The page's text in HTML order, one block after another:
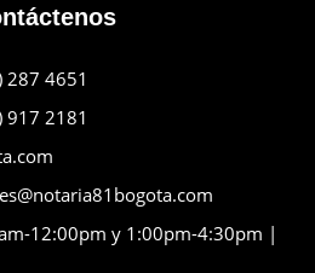
287 4651
917 2181
12:00pm y 1:00pm-4:30pm |